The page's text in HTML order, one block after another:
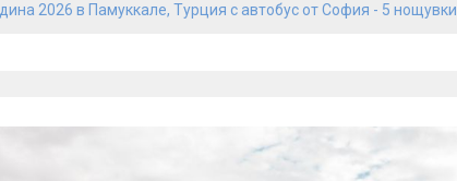
2026 в Памуккале, Турция с автобус от София - 5 нощувки